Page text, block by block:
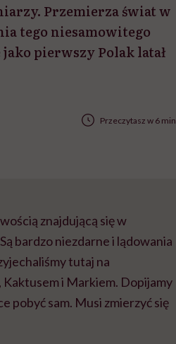
Przemierza świat w
tego niesamowitego
pierwszy Polak latał
Przeczytasz w 6 min
znajdującą się w
bardzo niezdarne i lądowania
tutaj na
i Markiem. Dopijamy
pobyć sam. Musi zmierzyć się